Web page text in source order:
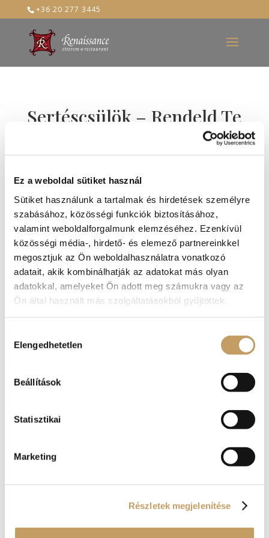
Ez a weboldal sütiket használ
Sütiket használunk a tartalmak és hirdetések személyre
szabásához, közösségi funkciók biztosításához,
valamint weboldalforgalmunk elemzéséhez. Ezenkívül
közösségi média-, hirdető- és elemező partnereinkkel
megosztjuk az Ön weboldalhasználatra vonatkozó
adatait, akik kombinálhatják az adatokat más olyan
adatokkal, amelyeket Ön adott meg számukra vagy az
Ön által használt más szolgáltatásokból gyűjtöttek.
kiválasztása
Elengedhetetlen
Beállítások
Statisztikai
Marketing
Részletek megjelenítése
+36 20 277 3445
Sertéscsülök – Rendeld Te
fontos, hogy az ember egyen sertéshúst,
hiszen a disznó a néphiedelem szerint
kitúrja a szerencsét. Nos, az biztos, hogy
kockáztatni nem érdemes, ahogyan az
is, hogy a Renaissance Étterem csülök
fogása mennyei.
alapokat valami egészen szokatlan
Ez a sertéscsülök esetében sincs
parázsburgonya mellett mustár és
tormamártás is kerül a csülök mellé,